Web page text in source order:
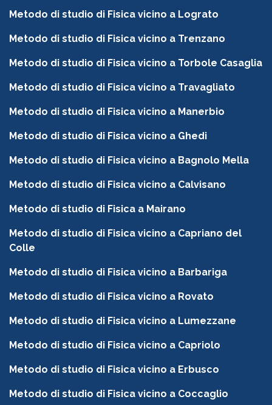
Metodo di studio di Fisica vicino a Lograto
Metodo di studio di Fisica vicino a Trenzano
Metodo di studio di Fisica vicino a Torbole Casaglia
Metodo di studio di Fisica vicino a Travagliato
Metodo di studio di Fisica vicino a Manerbio
Metodo di studio di Fisica vicino a Ghedi
Metodo di studio di Fisica vicino a Bagnolo Mella
Metodo di studio di Fisica vicino a Calvisano
Metodo di studio di Fisica a Mairano
Metodo di studio di Fisica vicino a Capriano del
Colle
Metodo di studio di Fisica vicino a Barbariga
Metodo di studio di Fisica vicino a Rovato
Metodo di studio di Fisica vicino a Lumezzane
Metodo di studio di Fisica vicino a Capriolo
Metodo di studio di Fisica vicino a Erbusco
Metodo di studio di Fisica vicino a Coccaglio